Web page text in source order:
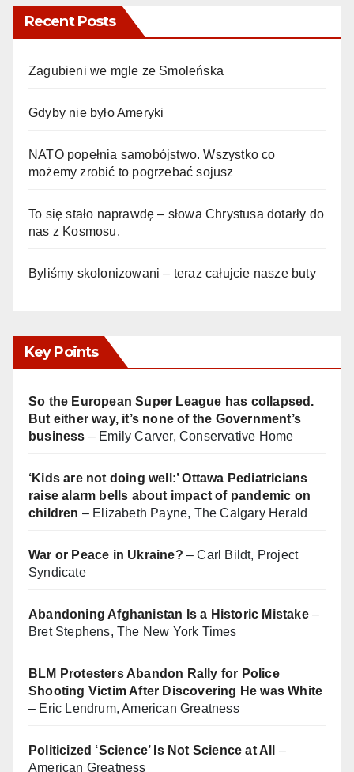
Recent Posts
Zagubieni we mgle ze Smoleńska
Gdyby nie było Ameryki
NATO popełnia samobójstwo. Wszystko co
możemy zrobić to pogrzebać sojusz
To się stało naprawdę – słowa Chrystusa dotarły do
nas z Kosmosu.
Byliśmy skolonizowani – teraz całujcie nasze buty
Key Points
So the European Super League has collapsed.
But either way, it’s none of the Government’s
business – Emily Carver, Conservative Home
‘Kids are not doing well:’ Ottawa Pediatricians
raise alarm bells about impact of pandemic on
children – Elizabeth Payne, The Calgary Herald
War or Peace in Ukraine? – Carl Bildt, Project
Syndicate
Abandoning Afghanistan Is a Historic Mistake–
Bret Stephens, The New York Times
BLM Protesters Abandon Rally for Police
Shooting Victim After Discovering He was White
– Eric Lendrum, American Greatness
Politicized ‘Science’ Is Not Science at All
–
American Greatness